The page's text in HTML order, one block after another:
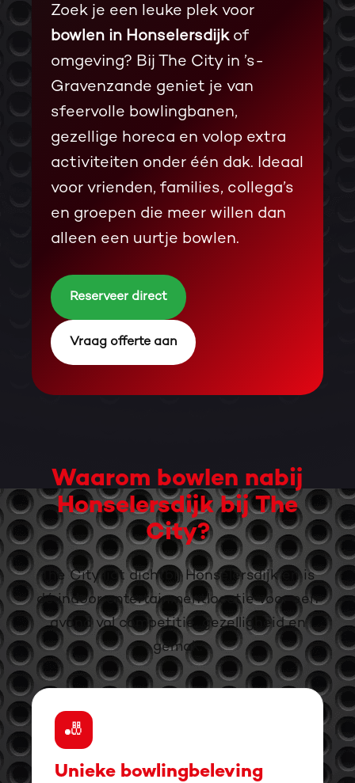
Zoek je een leuke plek voor
bowlen in Honselersdijkof
omgeving? Bij The City in ’s-
Gravenzande geniet je van
sfeervolle bowlingbanen,
gezellige horeca en volop extra
activiteiten onder één dak. Ideaal
voor vrienden, families, collega’s
en groepen die meer willen dan
alleen een uurtje bowlen.
Reserveer direct
Vraag offerte aan
Waarom bowlen nabij
Honselersdijk bij The
City?
The City ligt dichtbij Honselersdijk en is
dé indoor entertainmentlocatie voor een
avond vol competitie, gezelligheid en
gemak.
🎳
Unieke bowlingbeleving